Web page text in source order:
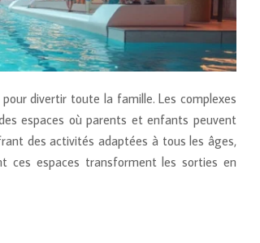
divertir toute la famille. Les complexes
espaces où parents et enfants peuvent
des activités adaptées à tous les âges,
ces espaces transforment les sorties en